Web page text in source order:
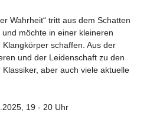
Wahrheit“ tritt aus dem Schatten
möchte in einer kleineren
schaffen. Aus der
und der Leidenschaft zu den
aber auch viele aktuelle
19 - 20 Uhr